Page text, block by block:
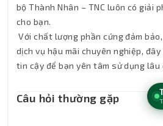
bộ Thành Nhân – TNC luôn có giải
cho bạn.
Với chất lượng phần cứng đảm
dịch vụ hậu mãi chuyên nghiệp,
tin cậy để bạn yên tâm sử dụng lâu
Câu hỏi thường gặp